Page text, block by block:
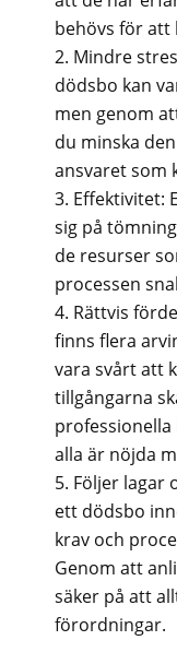
behövs för att
Mindre
dödsbo kan
men genom
du minska
ansvaret som
Effektivitet:
sig på
de resurser
processen
Rättvis
finns flera
vara svårt att
tillgångarna
alla är nöjda
Följer lagar
ett dödsbo
krav och
Genom att
säker på att
förordningar.